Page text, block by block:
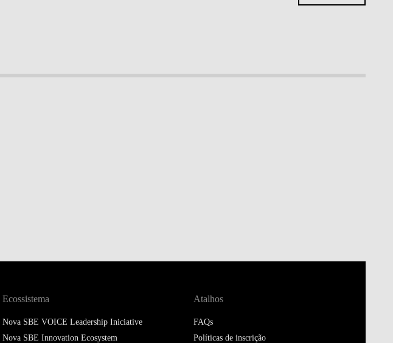
Ecossistema
Nova SBE VOICE Leadership Iniciative
Nova SBE Innovation Ecosystem
Atalhos
FAQs
Políticas de inscrição